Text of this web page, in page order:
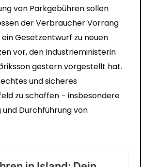
von Parkgebühren sollen
der Verbraucher Vorrang
Gesetzentwurf zu neuen
vor, den Industrieministerin
gesternvorgestellt hat.
und sicheres
zu schaffen – insbesondere
und Durchführung von